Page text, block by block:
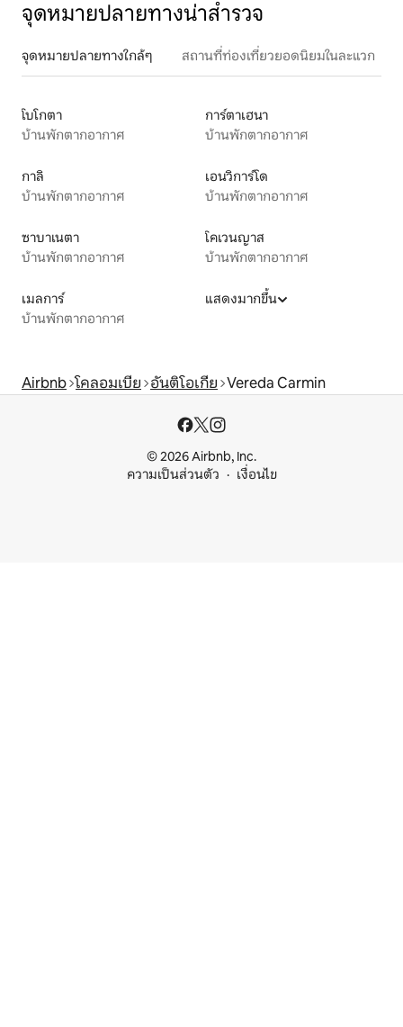
จุดหมายปลายทางน่าสำรวจ
จุดหมายปลายทางใกล้ๆ สถานที่ท่องเที่ยวยอดนิยมในละแวก
โบโกตา
บ้านพักตากอากาศ
การ์ตาเฮนา
บ้านพักตากอากาศ
กาลิ
บ้านพักตากอากาศ
เอนวิการ์โด
บ้านพักตากอากาศ
ซาบาเนตา
บ้านพักตากอากาศ
โคเวนญาส
บ้านพักตากอากาศ
เมลการ์
บ้านพักตากอากาศ
แสดงมากขึ้น
Airbnb โคลอมเบีย อันติโอเกีย Vereda Carmin
© 2026 Airbnb, Inc.
ความเป็นส่วนตัว
เงื่อนไข